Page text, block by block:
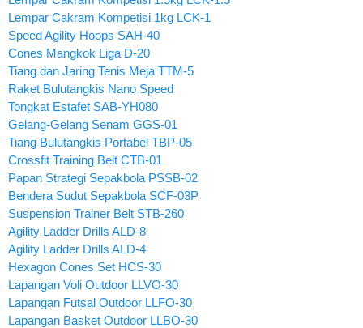
Lempar Cakram Kompetisi 1kg LCK-1
Speed Agility Hoops SAH-40
Cones Mangkok Liga D-20
Tiang dan Jaring Tenis Meja TTM-5
Raket Bulutangkis Nano Speed
Tongkat Estafet SAB-YH080
Gelang-Gelang Senam GGS-01
Tiang Bulutangkis Portabel TBP-05
Crossfit Training Belt CTB-01
Papan Strategi Sepakbola PSSB-02
Bendera Sudut Sepakbola SCF-03P
Suspension Trainer Belt STB-260
Agility Ladder Drills ALD-8
Agility Ladder Drills ALD-4
Hexagon Cones Set HCS-30
Lapangan Voli Outdoor LLVO-30
Lapangan Futsal Outdoor LLFO-30
Lapangan Basket Outdoor LLBO-30